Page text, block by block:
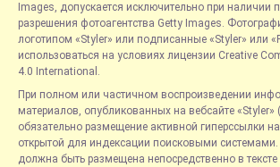
Images, допускается исключительно при наличии
разрешения фотоагентства Getty Images.
логотипом «Styler» или подписанные «Styler» или
использоваться на условиях лицензии Creative
4.0 International.
При полном или частичном воспроизведении
материалов, опубликованных на вебсайте «Styler»
обязательно размещение активной гиперссылки
открытой для индексации поисковыми системами.
должна быть размещена непосредственно в